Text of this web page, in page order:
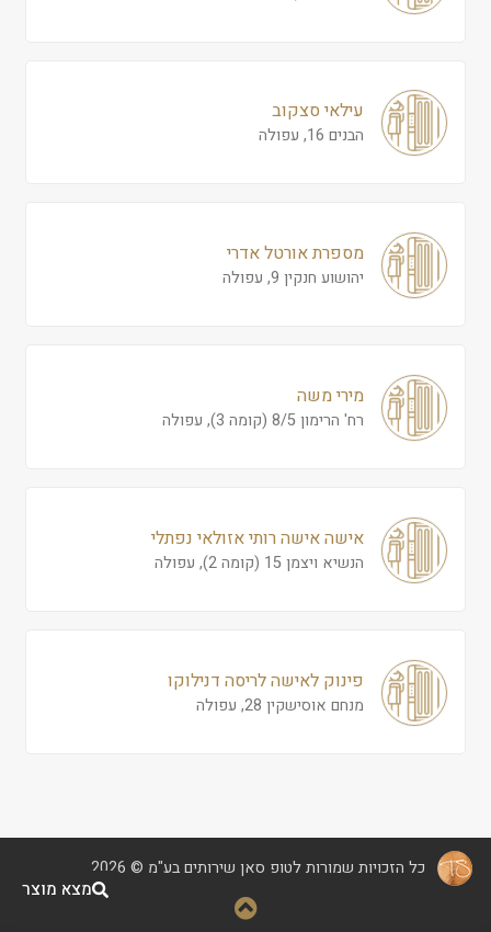
עילאי סצקוב
הבנים 16, עפולה
מספרת אורטל אדרי
יהושוע חנקין 9, עפולה
מירי משה
רח' הרימון 8/5 (קומה 3), עפולה
אישה אישה רותי אזולאי נפתלי
הנשיא ויצמן 15 (קומה 2), עפולה
פינוק לאישה לריסה דנילוקו
מנחם אוסישקין 28, עפולה
כל הזכויות שמורות לטופ סאן שירותים בע"מ © 2026
מצא מוצר